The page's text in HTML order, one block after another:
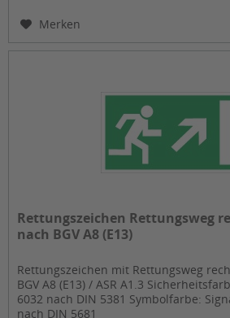
Merken
Rettungszeichen Rettungsweg
nach BGV A8 (E13)
Rettungszeichen mit Rettungsweg
BGV A8 (E13) / ASR A1.3
6032 nach DIN 5381 Symbolfarbe:
nach DIN 5681